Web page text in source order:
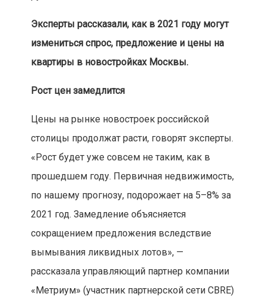
Эксперты рассказали, как в 2021 году могут
измениться спрос, предложение и цены на
квартиры в новостройках Москвы.
Рост цен замедлится
Цены на рынке новостроек российской
столицы продолжат расти, говорят эксперты.
«Рост будет уже совсем не таким, как в
прошедшем году. Первичная недвижимость,
по нашему прогнозу, подорожает на 5–8% за
2021 год. Замедление объясняется
сокращением предложения вследствие
вымывания ликвидных лотов», —
рассказала управляющий партнер компании
«Метриум» (участник партнерской сети CBRE)